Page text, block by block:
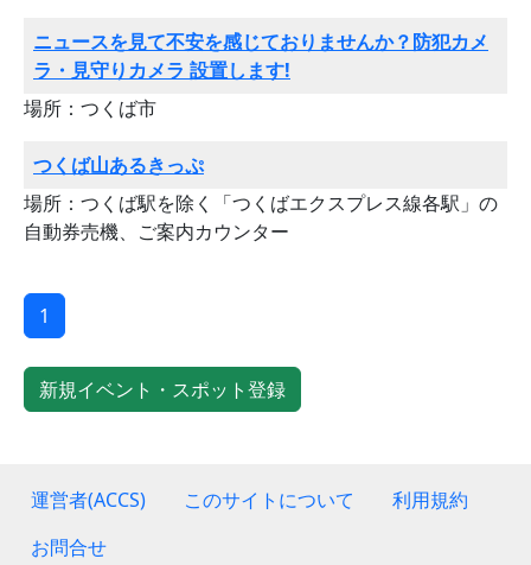
ニュースを見て不安を感じておりませんか？防犯カメ
ラ・見守りカメラ 設置します!
場所：つくば市
つくば山あるきっぷ
場所：つくば駅を除く「つくばエクスプレス線各駅」の
自動券売機、ご案内カウンター
1
新規イベント・スポット登録
運営者(ACCS) このサイトについて
利用規約
お問合せ